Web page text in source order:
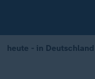
heute - in Deutschland